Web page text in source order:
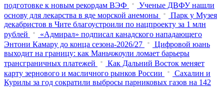
подготовке к новым рекордам ВЭФ
Ученые ДВФУ нашли
основу для лекарства в яде морской анемоны
Парк у Музея
декабристов в Чите благоустроили по нацпроекту за 1 млн
рублей
«Адмирал» подписал канадского нападающего
Энтони Камару до конца сезона-2026/27
Цифровой юань
выходит на границу: как Маньчжоули ломает барьеры
трансграничных платежей
Как Дальний Восток меняет
карту зернового и масличного рынков России
Сахалин и
Курилы за год сократили выбросы парниковых газов на 142